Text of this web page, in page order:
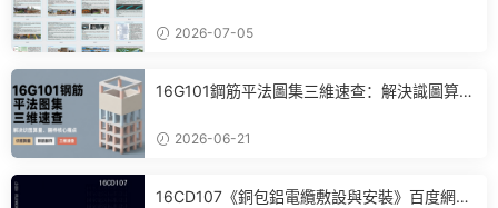
2026-07-05
16G101鋼筋平法圖集三維速查：解決識圖算
2026-06-21
16CD107《銅包鋁電纜敷設與安裝》百度網盤